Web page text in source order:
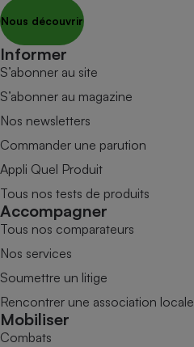
Nous découvrir
Informer
S’abonner au site
S’abonner au magazine
Nos newsletters
Commander une parution
Appli Quel Produit
Tous nos tests de produits
Accompagner
Tous nos comparateurs
Nos services
Soumettre un litige
Rencontrer une association locale
Mobiliser
Combats